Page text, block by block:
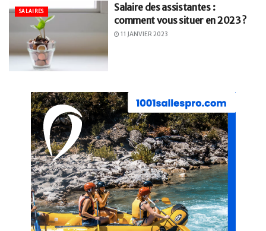
SALAIRES
Salaire des assistantes :
comment vous situer en 2023 ?
11 JANVIER 2023